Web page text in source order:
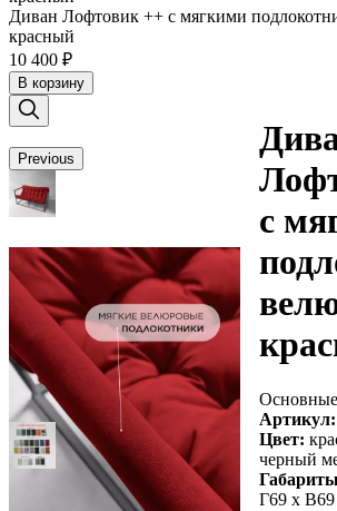
Диван Лофтовик ++ с мягкими
красный
10 400 ₽
В корзину
Previous
с
Основные
Артикул:
Цвет:
черный
Г69 х В69